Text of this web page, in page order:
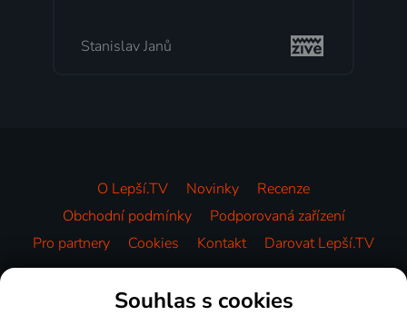
Milada Tomešová
O Lepší.TV Novinky
Recenze
Obchodní podmínky
Podporovaná zařízení
Pro partnery
Cookies Kontakt Darovat Lepší.TV
Videotéka
Souhlas s cookies